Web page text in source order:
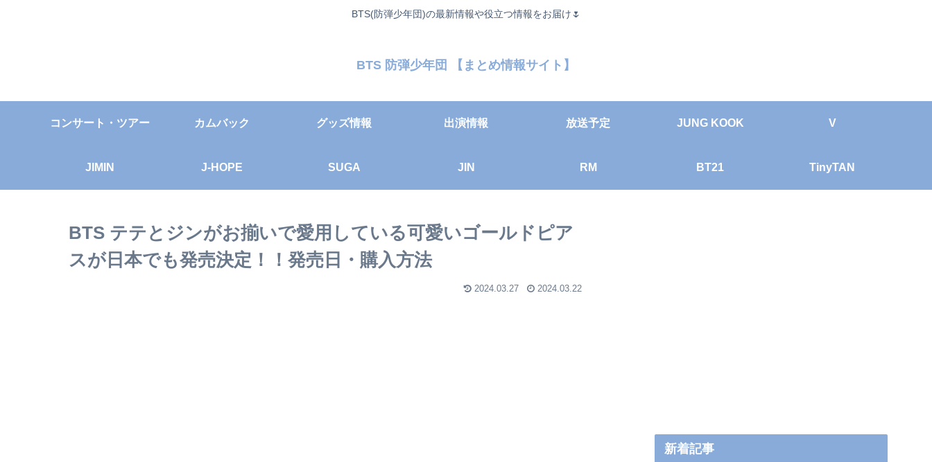
BTS(防弾少年団)の最新情報や役立つ情報をお届け🌷
BTS 防弾少年団 【まとめ情報サイト】
コンサート・ツアー カムバック グッズ情報 出演情報 放送予定 JUNG KOOK V
JIMIN J-HOPE SUGA JIN RM BT21 TinyTAN
BTS テテとジンがお揃いで愛用している可愛いゴールドピア
スが日本でも発売決定！！発売日・購入方法
2024.03.27 2024.03.22
新着記事